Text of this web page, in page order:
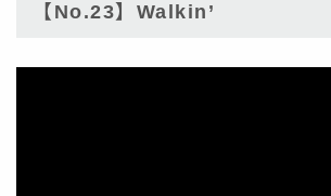
【No.23】Walkin’